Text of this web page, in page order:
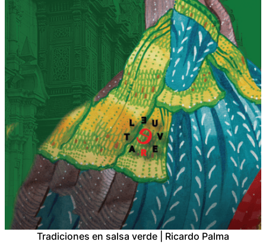
Tradiciones en salsa verde | Ricardo Palma